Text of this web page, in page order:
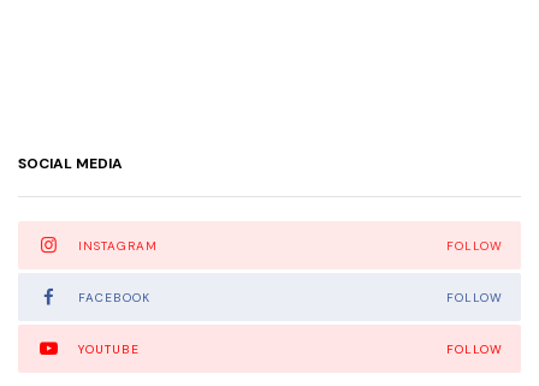
SOCIAL MEDIA
INSTAGRAM FOLLOW
FACEBOOK FOLLOW
YOUTUBE FOLLOW